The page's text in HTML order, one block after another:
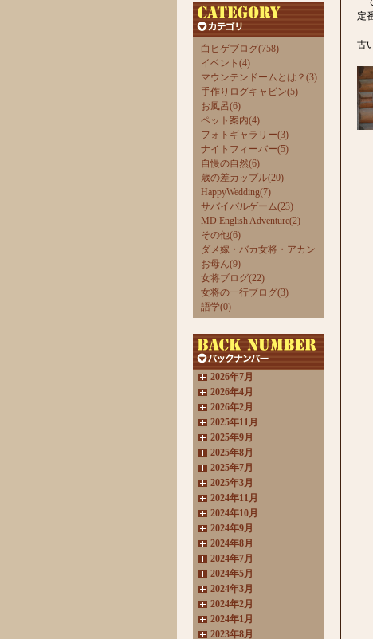
白ヒゲブログ(758)
イベント(4)
マウンテンドームとは？(3)
手作りログキャビン(5)
お風呂(6)
ペット案内(4)
フォトギャラリー(3)
ナイトフィーバー(5)
自慢の自然(6)
歳の差カップル(20)
HappyWedding(7)
サバイバルゲーム(23)
MD English Adventure(2)
その他(6)
ダメ嫁・バカ女将・アカン
お母ん(9)
女将ブログ(22)
女将の一行ブログ(3)
語学(0)
2026年7月
2026年4月
2026年2月
2025年11月
2025年9月
2025年8月
2025年7月
2025年3月
2024年11月
2024年10月
2024年9月
2024年8月
2024年7月
2024年5月
2024年3月
2024年2月
2024年1月
2023年8月
定
古